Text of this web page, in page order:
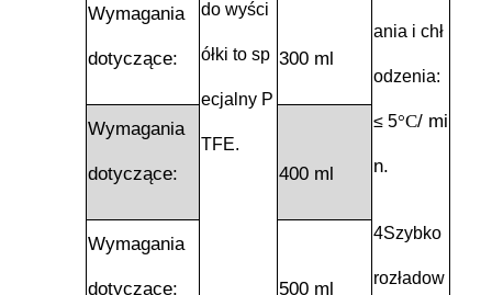
do wyści
ółki to sp
ecjalny P
TFE.
ania i chł
odzenia:
≤ 5°C/ mi
n.
4Szybko
rozładow
Wymagania
dotyczące: 300 ml
Wymagania
dotyczące: 400 ml
Wymagania
dotyczące: 500 ml